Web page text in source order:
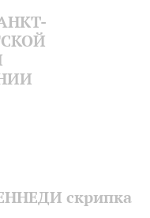
скрипка